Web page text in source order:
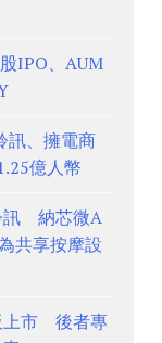
IPO、AUM
訊、擁電商
億人幣
訊 納芯微A
共享按摩設
上市 後者專